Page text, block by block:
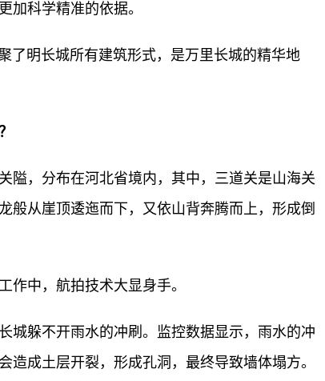
加科学精准的依据。
了明长城所有建筑形式，是万里长城的精华地
隘，分布在河北省境内，其中，三道关是山海关
般从崖顶逶迤而下，又依山背奔腾而上，形成倒
作中，航拍技术大显身手。
城躲不开雨水的冲刷。监控数据显示，雨水的冲
造成土层开裂，形成孔洞，最终导致墙体塌方。